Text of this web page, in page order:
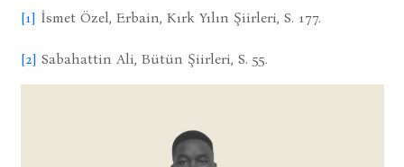
[1] İsmet Özel, Erbain, Kırk Yılın Şiirleri, S. 177.
[2] Sabahattin Ali, Bütün Şiirleri, S. 55.